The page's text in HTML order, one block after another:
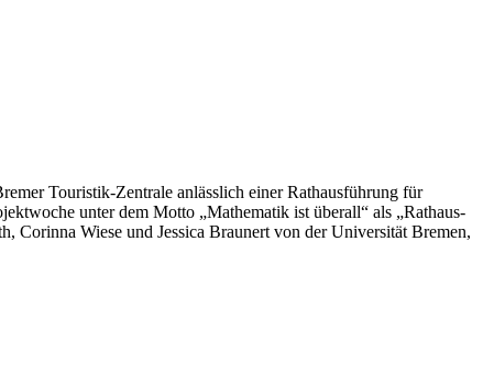
Touristik-Zentrale anlässlich einer Rathausführung für
unter dem Motto „Mathematik ist überall“ als „Rathaus-
Corinna Wiese und Jessica Braunert von der Universität Bremen,